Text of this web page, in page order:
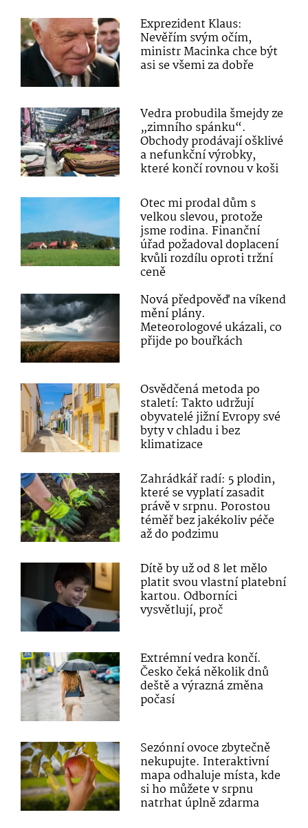
Exprezident Klaus:
Nevěřím svým očím,
ministr Macinka chce být
asi se všemi za dobře
Vedra probudila šmejdy ze
„zimního spánku“.
Obchody prodávají ošklivé
a nefunkční výrobky,
které končí rovnou v koši
Otec mi prodal dům s
velkou slevou, protože
jsme rodina. Finanční
úřad požadoval doplacení
kvůli rozdílu oproti tržní
ceně
Nová předpověď na víkend
mění plány.
Meteorologové ukázali, co
přijde po bouřkách
Osvědčená metoda po
staletí: Takto udržují
obyvatelé jižní Evropy své
byty v chladu i bez
klimatizace
Zahrádkář radí: 5 plodin,
které se vyplatí zasadit
právě v srpnu. Porostou
téměř bez jakékoliv péče
až do podzimu
Dítě by už od 8 let mělo
platit svou vlastní platební
kartou. Odborníci
vysvětlují, proč
Extrémní vedra končí.
Česko čeká několik dnů
deště a výrazná změna
počasí
Sezónní ovoce zbytečně
nekupujte. Interaktivní
mapa odhaluje místa, kde
si ho můžete v srpnu
natrhat úplně zdarma